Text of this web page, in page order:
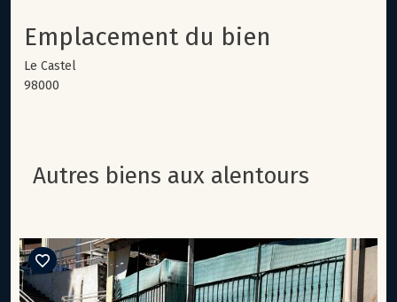
Emplacement du bien
Le Castel
98000
autres biens aux alentours